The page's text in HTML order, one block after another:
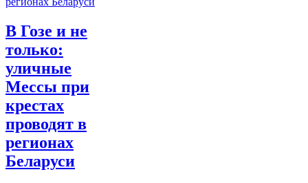
В Гозе и не
только:
уличные
Мессы при
крестах
проводят в
регионах
Беларуси